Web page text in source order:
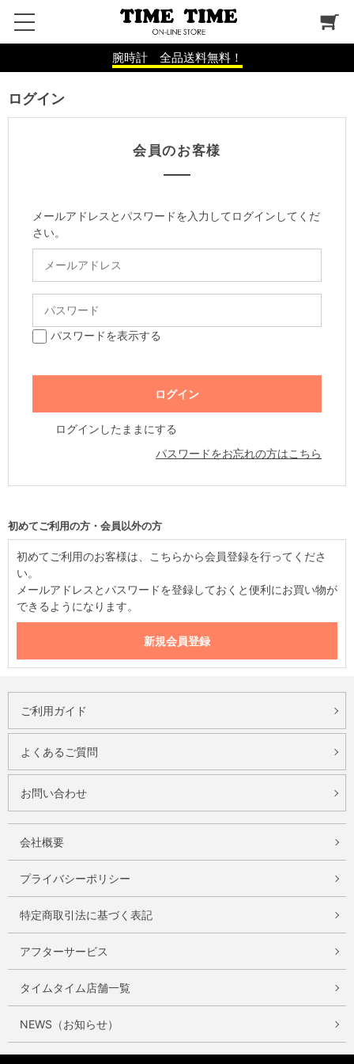
腕時計 全品送料無料！
ログイン
会員のお客様
メールアドレスとパスワードを入力してログインしてくだ
さい。
パスワードを表示する
ログインしたままにする
パスワードをお忘れの方はこちら
初めてご利用の方・会員以外の方
初めてご利用のお客様は、こちらから会員登録を行ってくださ
い。
メールアドレスとパスワードを登録しておくと便利にお買い物が
できるようになります。
ご利用ガイド
よくあるご質問
お問い合わせ
会社概要
プライバシーポリシー
特定商取引法に基づく表記
アフターサービス
タイムタイム店舗一覧
NEWS（お知らせ）